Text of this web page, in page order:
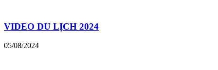
VIDEO DU LỊCH 2024
05/08/2024